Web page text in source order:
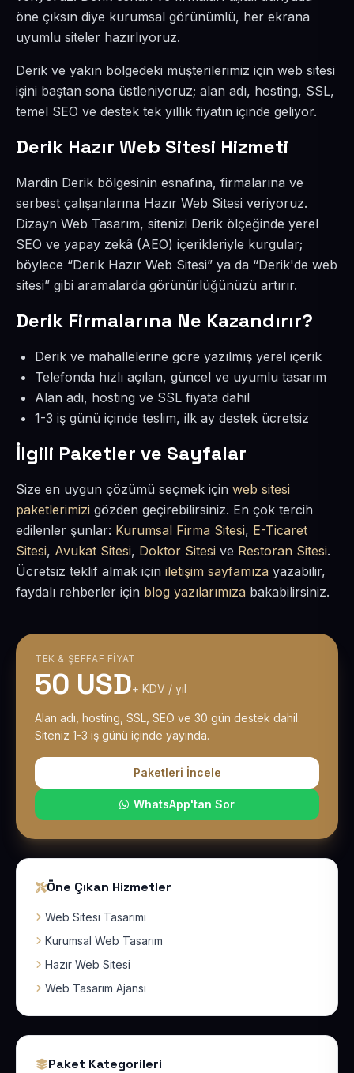
öne çıksın diye kurumsal görünümlü, her ekrana
uyumlu siteler hazırlıyoruz.
Derik ve yakın bölgedeki müşterilerimiz için web sitesi
işini baştan sona üstleniyoruz; alan adı, hosting, SSL,
temel SEO ve destek tek yıllık fiyatın içinde geliyor.
Derik Hazır Web Sitesi Hizmeti
Mardin Derik bölgesinin esnafına, firmalarına ve
serbest çalışanlarına Hazır Web Sitesi veriyoruz.
Dizayn Web Tasarım, sitenizi Derik ölçeğinde yerel
SEO ve yapay zekâ (AEO) içerikleriyle kurgular;
böylece “Derik Hazır Web Sitesi” ya da “Derik'de web
sitesi” gibi aramalarda görünürlüğünüzü artırır.
Derik Firmalarına Ne Kazandırır?
Derik ve mahallelerine göre yazılmış yerel içerik
Telefonda hızlı açılan, güncel ve uyumlu tasarım
Alan adı, hosting ve SSL fiyata dahil
1-3 iş günü içinde teslim, ilk ay destek ücretsiz
İlgili Paketler ve Sayfalar
Size en uygun çözümü seçmek için web sitesi
paketlerimizi gözden geçirebilirsiniz. En çok tercih
edilenler şunlar: Kurumsal Firma Sitesi, E-Ticaret
Sitesi, Avukat Sitesi, Doktor Sitesi ve Restoran Sitesi.
Ücretsiz teklif almak için iletişim sayfamıza yazabilir,
faydalı rehberler için blog yazılarımıza bakabilirsiniz.
TEK & ŞEFFAF FIYAT
50 USD+ KDV / yıl
Alan adı, hosting, SSL, SEO ve 30 gün destek dahil.
Siteniz 1-3 iş günü içinde yayında.
Paketleri İncele
WhatsApp'tan Sor
Öne Çıkan Hizmetler
Web Sitesi Tasarımı
Kurumsal Web Tasarım
Hazır Web Sitesi
Web Tasarım Ajansı
Paket Kategorileri